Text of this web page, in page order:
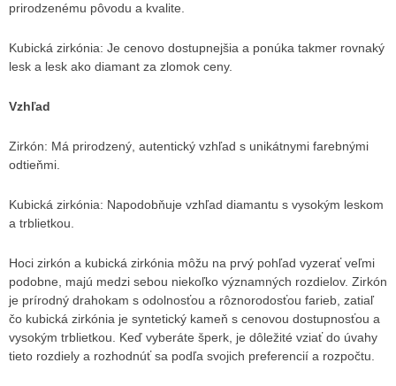
prirodzenému pôvodu a kvalite.
Kubická zirkónia: Je cenovo dostupnejšia a ponúka takmer rovnaký
lesk a lesk ako diamant za zlomok ceny.
Vzhľad
Zirkón: Má prirodzený, autentický vzhľad s unikátnymi farebnými
odtieňmi.
Kubická zirkónia: Napodobňuje vzhľad diamantu s vysokým leskom
a trblietkou.
Hoci zirkón a kubická zirkónia môžu na prvý pohľad vyzerať veľmi
podobne, majú medzi sebou niekoľko významných rozdielov. Zirkón
je prírodný drahokam s odolnosťou a rôznorodosťou farieb, zatiaľ
čo kubická zirkónia je syntetický kameň s cenovou dostupnosťou a
vysokým trblietkou. Keď vyberáte šperk, je dôležité vziať do úvahy
tieto rozdiely a rozhodnúť sa podľa svojich preferencií a rozpočtu.